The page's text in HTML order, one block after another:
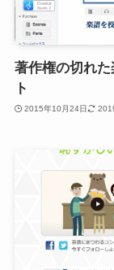
著作権の切れ
ト
2015年10月24日